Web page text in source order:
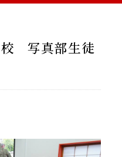
校 写真部生徒